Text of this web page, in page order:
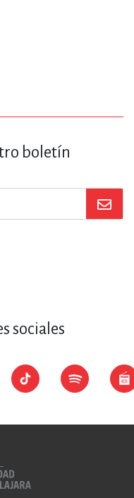
boletín
sociales